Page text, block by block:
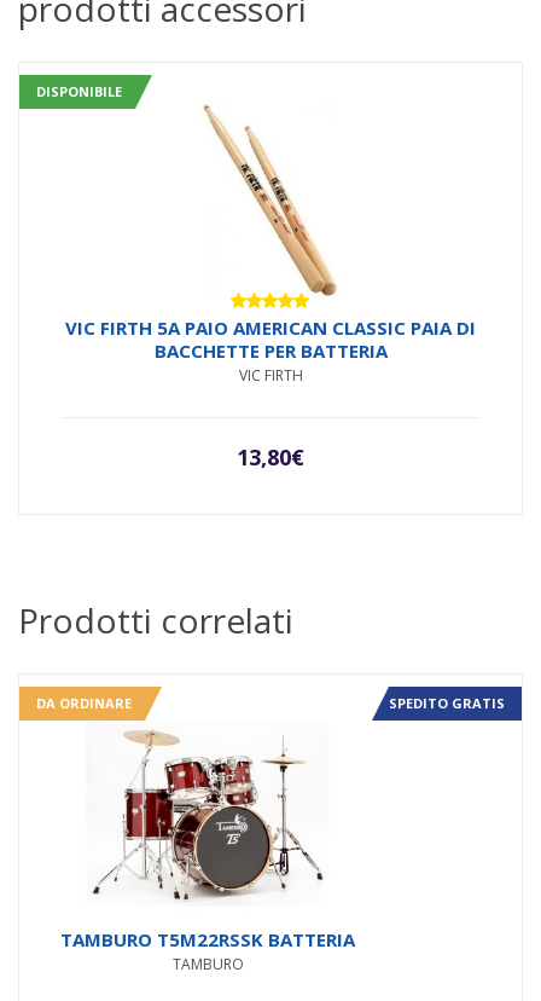
DISPONIBILE
Valutato
5.00su 5
VIC FIRTH 5A PAIO AMERICAN CLASSIC PAIA DI
BACCHETTE PER BATTERIA
VIC FIRTH
13,80€
Prodotti correlati
DA ORDINARE SPEDITO GRATIS
TAMBURO T5M22RSSK BATTERIA
TAMBURO